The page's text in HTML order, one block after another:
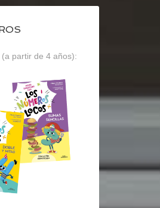
partir de 4 años):